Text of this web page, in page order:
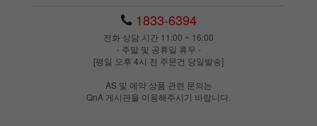
1833-6394
전화 상담 시간 11:00 ~ 16:00
- 주말 및 공휴일 휴무 -
[평일 오후 4시 전 주문건 당일발송]
AS 및 예약 상품 관련 문의는
QnA 게시판을 이용해주시기 바랍니다.